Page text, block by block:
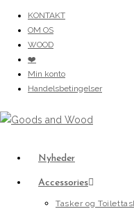
content
KONTAKT
OM OS
WOOD
❤️
Min konto
Handelsbetingelser
Nyheder
Accessories
Tasker og